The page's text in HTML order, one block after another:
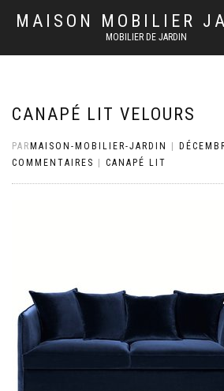
MAISON MOBILIER
MOBILIER DE JARDIN
CANAPÉ LIT VELOURS
PAR MAISON-MOBILIER-JARDIN
COMMENTAIRES
CANAPÉ LIT